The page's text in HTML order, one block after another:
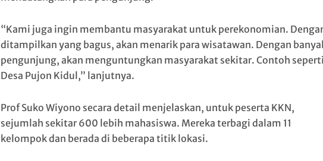
“Kami juga ingin membantu masyarakat untuk perekonomian.
ditampilkan yang bagus, akan menarik para wisatawan. Dengan
pengunjung, akan menguntungkan masyarakat sekitar. Contoh seperti
Desa Pujon Kidul,” lanjutnya.
Prof Suko Wiyono secara detail menjelaskan, untuk peserta KKN,
sejumlah sekitar 600 lebih mahasiswa. Mereka terbagi dalam 11
kelompok dan berada di beberapa titik lokasi.